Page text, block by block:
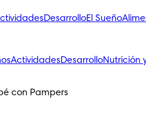
DesarrolloEl Sueño
ActividadesDesarrolloNutrición
con Pampers